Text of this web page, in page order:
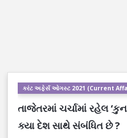
કરંટ અફેર્સ ઓગસ્ટ 2021 (Current
તાજેતરમાં ચર્ચામાં રહેલ
ક્યા દેશ સાથે સંબંધિત છે ?